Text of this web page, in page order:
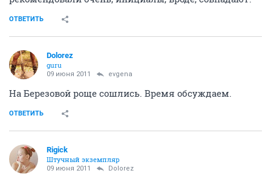
ОТВЕТИТЬ
Dolorez
guru
09 июня 2011 evgena
На Березовой роще сошлись. Время обсуждаем.
ОТВЕТИТЬ
Rigick
Штучный экземпляр
09 июня 2011 Dolorez